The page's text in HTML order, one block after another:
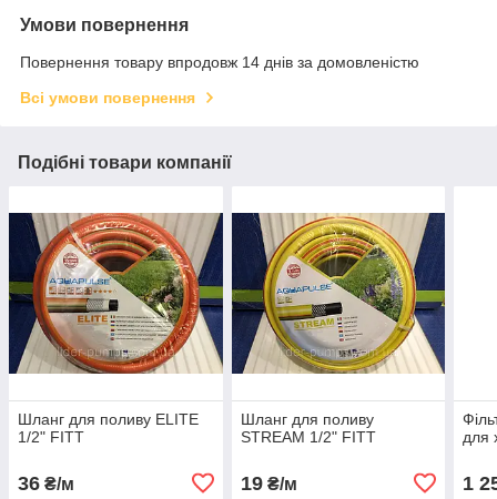
Умови повернення
Повернення товару впродовж 14 днів за домовленістю
Всі умови повернення
Подібні товари компанії
Шланг для поливу ELITE
1/2" FITT
36 ₴/м
Шланг для поливу
STREAM 1/2" FITT
19₴/м
для
1